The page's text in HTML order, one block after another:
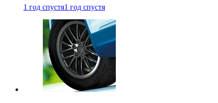
1 год спустя1 год спустя